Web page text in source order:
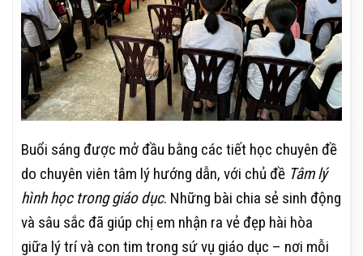
Buổi sáng được mở đầu bằng các tiết học chuyên đề
do chuyên viên tâm lý hướng dẫn, với chủ đề Tâm lý
hình học trong giáo dục. Những bài chia sẻ sinh động
và sâu sắc đã giúp chị em nhận ra vẻ đẹp hài hòa
giữa lý trí và con tim trong sứ vụ giáo dục – nơi mỗi